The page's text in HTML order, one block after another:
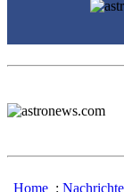
Home :